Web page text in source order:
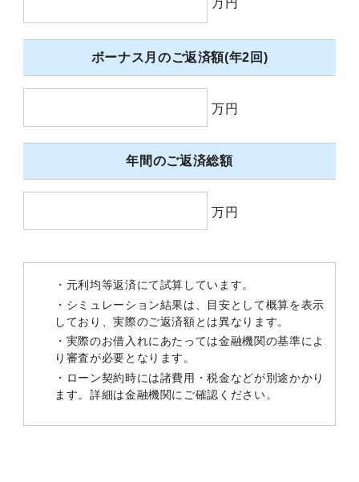
万円
ボーナス月のご返済額(年2回)
万円
年間のご返済総額
万円
・元利均等返済にて試算しています。
・シミュレーション結果は、目安として概算を表示
しており、実際のご返済額とは異なります。
・実際のお借入れにあたっては金融機関の基準によ
り審査が必要となります。
・ローン契約時には諸費用・税金などが別途かかり
ます。詳細は金融機関にご確認ください。